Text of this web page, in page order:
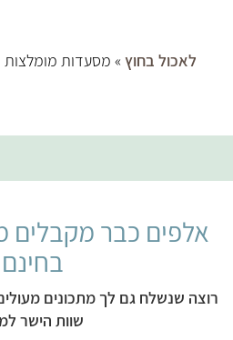
לאכול בחוץ » מסעדות מומלצות
אלפים כבר מקבלים
רוצה שנשלח גם לך מתכונים
שוות הישר